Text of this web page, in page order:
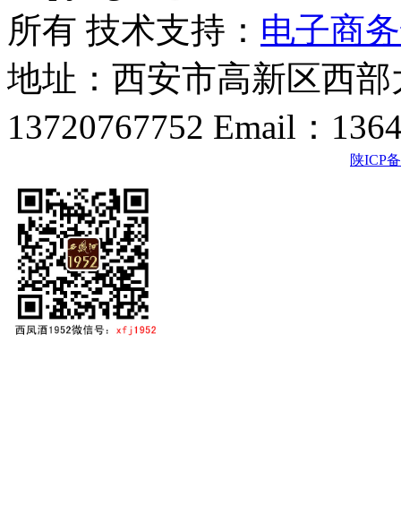
所有 技术支持： 电子商
地址：西安市高新区西
13720767752 Email：
陕ICP